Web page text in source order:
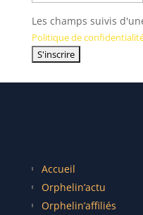
Les champs suivis
Politique de
Accueil
Orphelin’actu
Orphelin’affiliés